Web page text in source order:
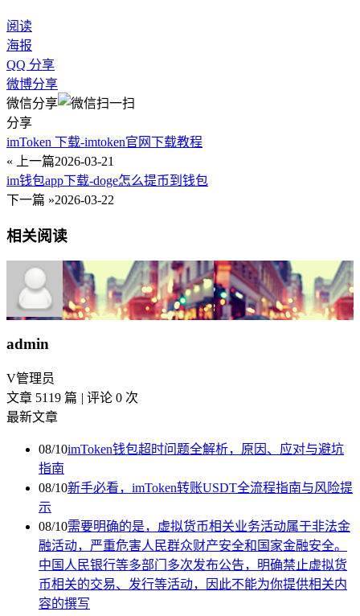
阅读
海报
QQ 分享
微博分享
微信分享
分享
imToken 下载-imtoken官网下载教程
« 上一篇2026-03-21
im钱包app下载-doge怎么提币到钱包
下一篇 »2026-03-22
相关阅读
admin
V管理员
文章 5119 篇 | 评论 0 次
最新文章
08/10imToken钱包超时问题全解析，原因、应对与避坑
指南
08/10新手必看，imToken转账USDT全流程指南与风险提
示
08/10需要明确的是，虚拟货币相关业务活动属于非法金
融活动，严重危害人民群众财产安全和国家金融安全。
中国人民银行等多部门多次发布公告，明确禁止虚拟货
币相关的交易、发行等活动，因此不能为你提供相关内
容的撰写